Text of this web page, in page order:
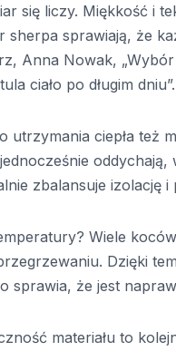
się liczy. Miękkość i
sprawiają, że
Anna Nowak,
ciało po długim
utrzymania ciepła też
zbalansuje izolację
Wiele
Dzięki
sprawia, że jest
materiału to